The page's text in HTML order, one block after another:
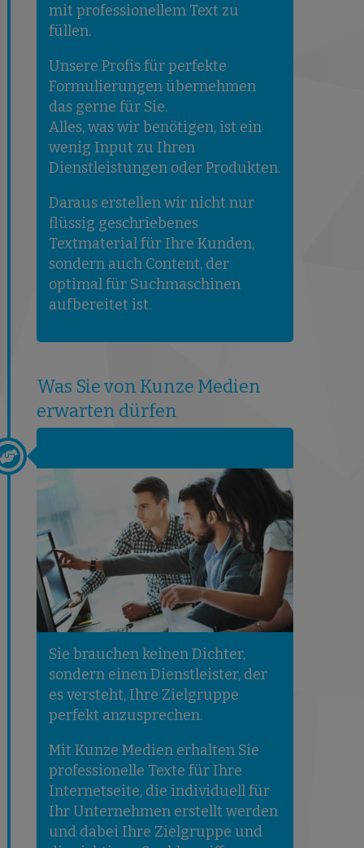
mit professionellem Text zu
füllen.
Unsere Profis für perfekte
Formulierungen übernehmen
das gerne für Sie.
Alles, was wir benötigen, ist ein
wenig Input zu Ihren
Dienstleistungen oder Produkten.
Daraus erstellen wir nicht nur
flüssig geschriebenes
Textmaterial für Ihre Kunden,
sondern auch Content, der
optimal für Suchmaschinen
aufbereitet ist.
Was Sie von Kunze Medien
erwarten dürfen
Sie brauchen keinen Dichter,
sondern einen Dienstleister, der
es versteht, Ihre Zielgruppe
perfekt anzusprechen.
Mit Kunze Medien erhalten Sie
professionelle Texte für Ihre
Internetseite, die individuell für
Ihr Unternehmen erstellt werden
und dabei Ihre Zielgruppe und